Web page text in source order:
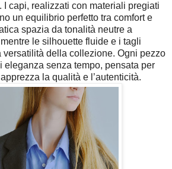
I capi, realizzati con materiali pregiati
un equilibrio perfetto tra comfort e
spazia da tonalità neutre a
le silhouette fluide e i tagli
versatilità della collezione. Ogni pezzo
eleganza senza tempo, pensata per
la qualità e l’autenticità.